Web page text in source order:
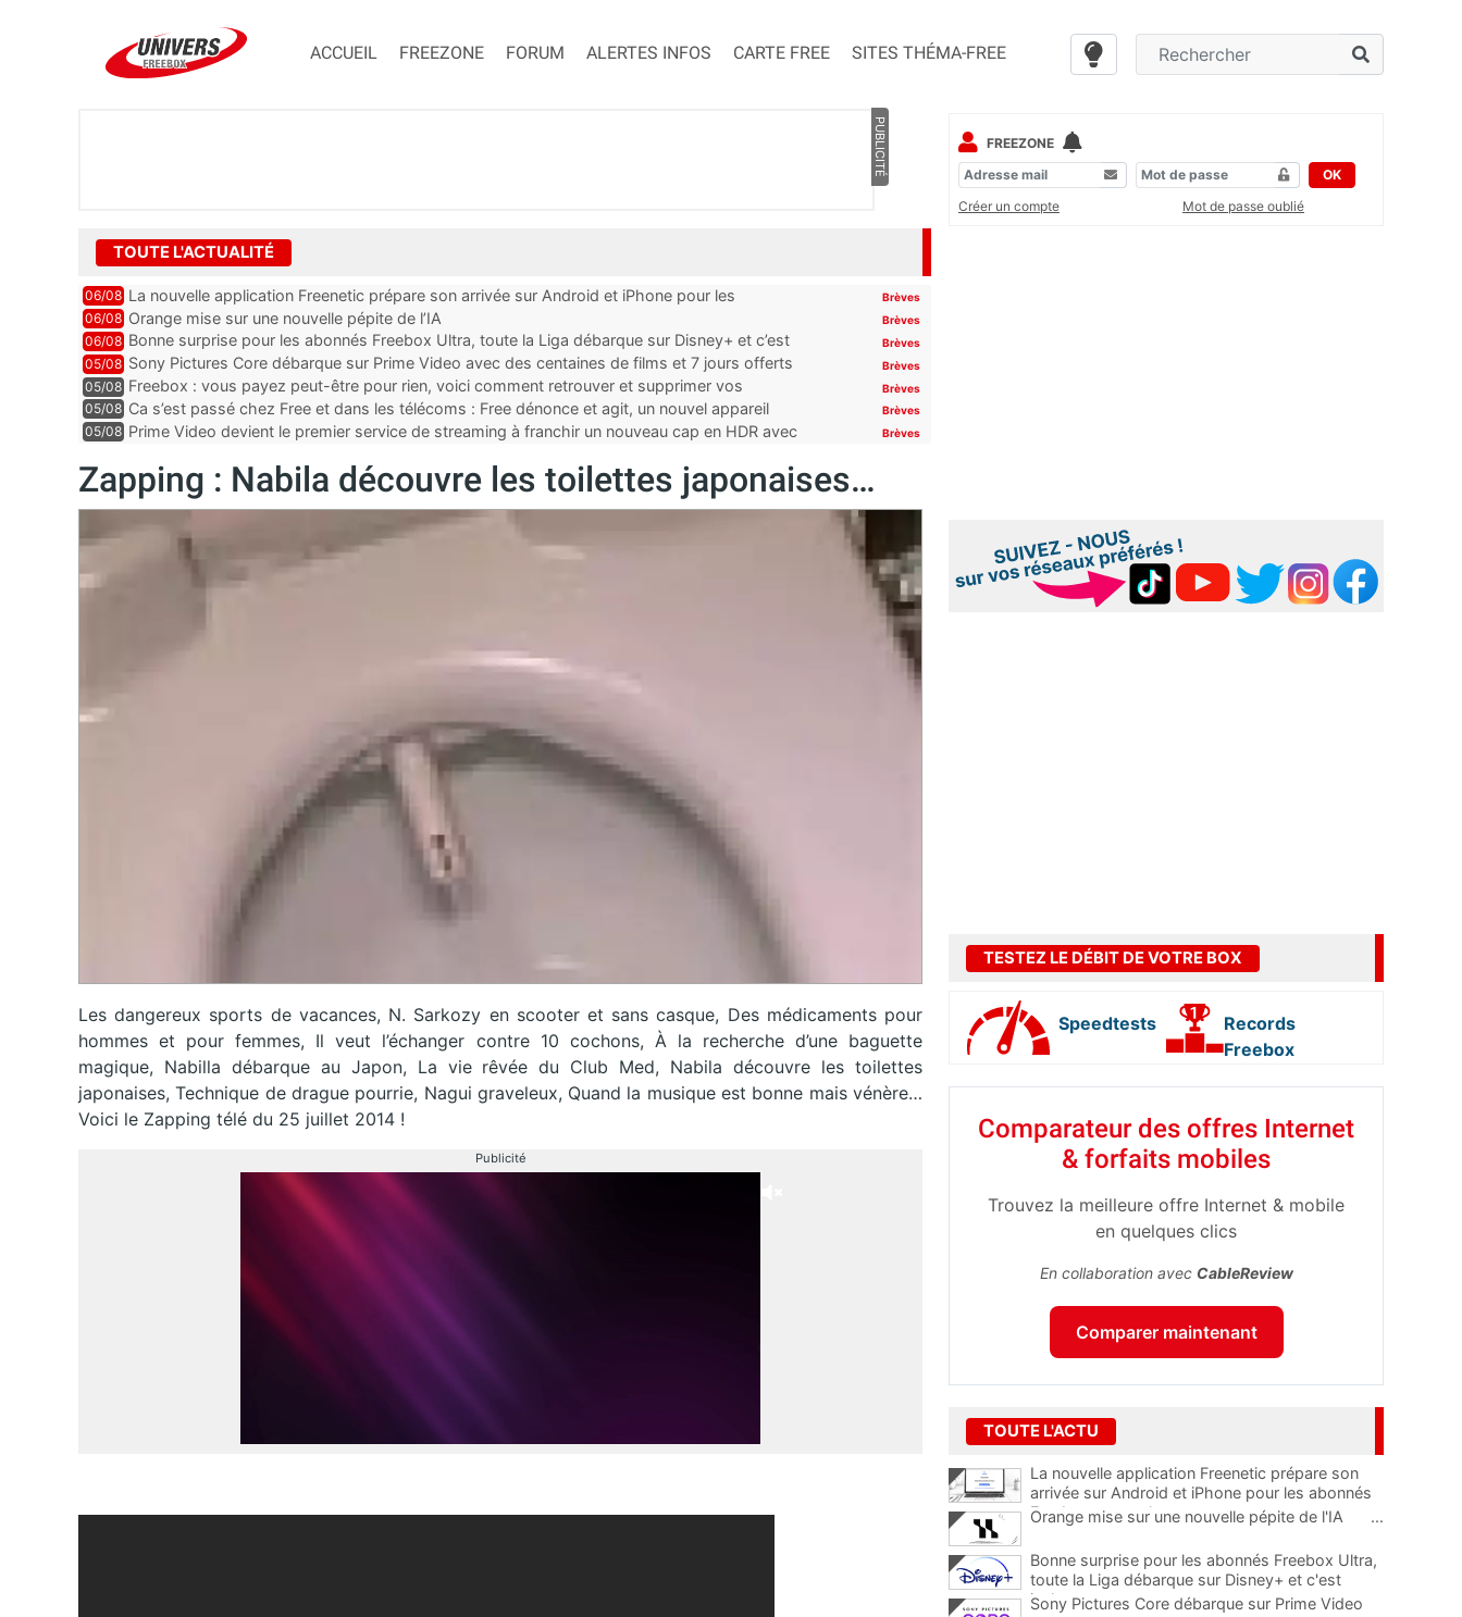
ACCUEIL FREEZONE FORUM ALERTES INFOS CARTE FREE SITES THÉMA-FREE
PUBLICITÉ
TOUTE L'ACTUALITÉ
06/08 La nouvelle application Freenetic prépare son arrivée sur Android et iPhone pour les
abonnés Freebox, testez la
Brèves
06/08 Orange mise sur une nouvelle pépite de l’IA Brèves
06/08 Bonne surprise pour les abonnés Freebox Ultra, toute la Liga débarque sur Disney+ et c’est
inclus
Brèves
05/08 Sony Pictures Core débarque sur Prime Video avec des centaines de films et 7 jours offerts Brèves
05/08 Freebox : vous payez peut-être pour rien, voici comment retrouver et supprimer vos
abonnements TV oubliés
Brèves
05/08 Ca s’est passé chez Free et dans les télécoms : Free dénonce et agit, un nouvel appareil
pointe le bout de...
Brèves
05/08 Prime Video devient le premier service de streaming à franchir un nouveau cap en HDR avec
Brèves
Zapping : Nabila découvre les toilettes japonaises…
Les dangereux sports de vacances, N. Sarkozy en scooter et sans casque, Des médicaments pour
hommes et pour femmes, Il veut l’échanger contre 10 cochons, À la recherche d’une baguette
magique, Nabilla débarque au Japon, La vie rêvée du Club Med, Nabila découvre les toilettes
japonaises, Technique de drague pourrie, Nagui graveleux, Quand la musique est bonne mais vénère…
Voici le Zapping télé du 25 juillet 2014 !
Publicité
FREEZONE
OK
Créer un compte
Mot de passe oublié
TESTEZ LE DÉBIT DE VOTRE BOX
Speedtests
Records
Freebox
Comparateur des offres Internet
& forfaits mobiles
Trouvez la meilleure offre Internet & mobile
en quelques clics
En collaboration avec CableReview
Comparer maintenant
TOUTE L'ACTU
La nouvelle application Freenetic prépare son
arrivée sur Android et iPhone pour les abonnés
Freebox, testez la
Orange mise sur une nouvelle pépite de l'IA ...
Bonne surprise pour les abonnés Freebox Ultra,
toute la Liga débarque sur Disney+ et c'est
inclus
Sony Pictures Core débarque sur Prime Video